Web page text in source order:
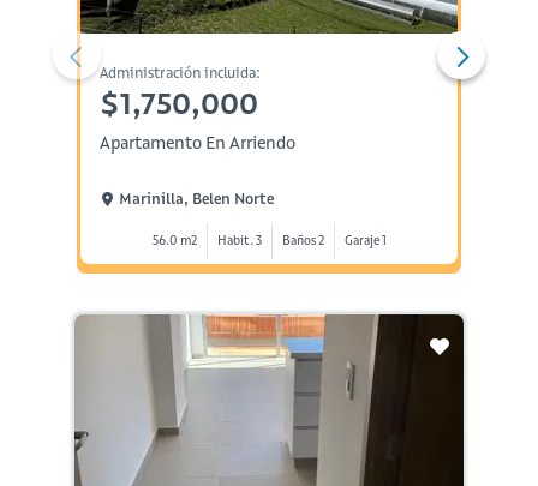
Administración incluida:
$1,750,000
Apartamento En Arriendo
Marinilla, Belen Norte
56.0 m2 Habit. 3 Baños 2 Garaje 1